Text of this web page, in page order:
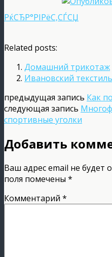
РќСЂР°РІРёС‚СЃСЏ
Related posts:
Домашний трикотаж
Ивановский текстиль
предыдущая запись Как
следующая запись
спортивные уголки
Добавить
Ваш адрес email не будет
поля помечены *
Комментарий *